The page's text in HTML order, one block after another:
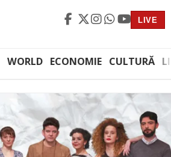
LIVE
WORLD ECONOMIE CULTURĂ